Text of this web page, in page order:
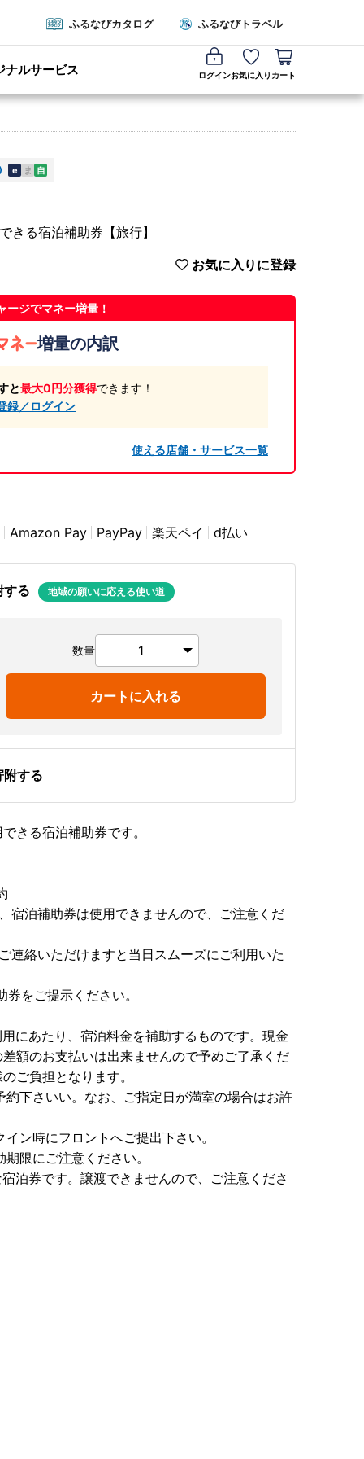
ふるなびカタログ ふるなびトラベル
ナルサービス ログインお気に入り カート
e ま 自
きる宿泊補助券【旅行】
お気に入りに登録
ージでマネー増量！
増量の内訳
と最大0円分獲得できます！
録／ログイン
使える店舗・サービス一覧
Amazon Pay PayPay 楽天ペイ d払い
する 地域の願いに応える使い道
数量
カートに入れる
する
きる宿泊補助券です。
泊補助券は使用できませんので、ご注意くだ
絡いただけますと当日スムーズにご利用いた
をご提示ください。
にあたり、宿泊料金を補助するものです。現金
額のお支払いは出来ませんので予めご了承くだ
ご負担となります。
下さいい。なお、ご指定日が満室の場合はお許
ン時にフロントへご提出下さい。
限にご注意ください。
泊券です。譲渡できませんので、ご注意くださ